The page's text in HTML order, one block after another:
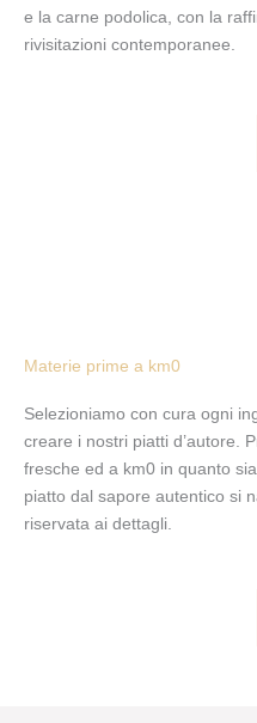
e la carne podolica, con la
rivisitazioni contemporanee.
Materie prime a km0
Selezioniamo con cura ogni
creare i nostri piatti d’autore.
fresche ed a km0 in quanto
piatto dal sapore autentico si
riservata ai dettagli.